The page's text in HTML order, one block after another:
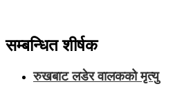
सम्बन्धित शीर्षक
रुखबाट लडेर वालकको मृत्यु